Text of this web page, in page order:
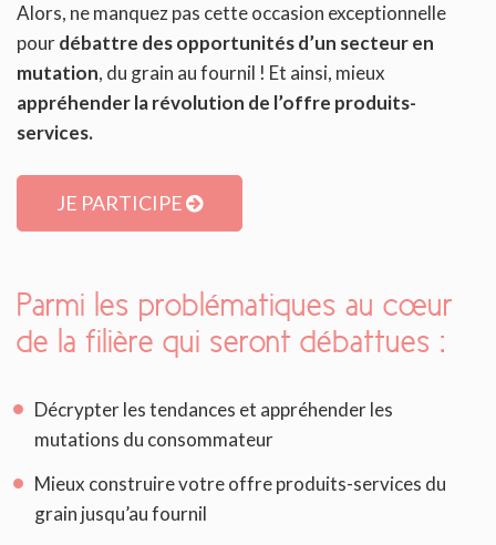
Alors, ne manquez pas cette occasion exceptionnelle
pourdébattre des opportunités d’un secteur en
mutation, du grain au fournil ! Et ainsi, mieux
appréhender la révolution de l’offre produits-
services.
JE PARTICIPE
Parmi les problématiques au cœur
de la filière qui seront débattues :
Décrypter les tendances et appréhender les
mutations du consommateur
Mieux construire votre offre produits-services du
grain jusqu’au fournil